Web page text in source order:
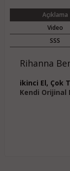
Açıklama
Video
SSS
Rihanna
ikinci El, Çok
Kendi Orijinal